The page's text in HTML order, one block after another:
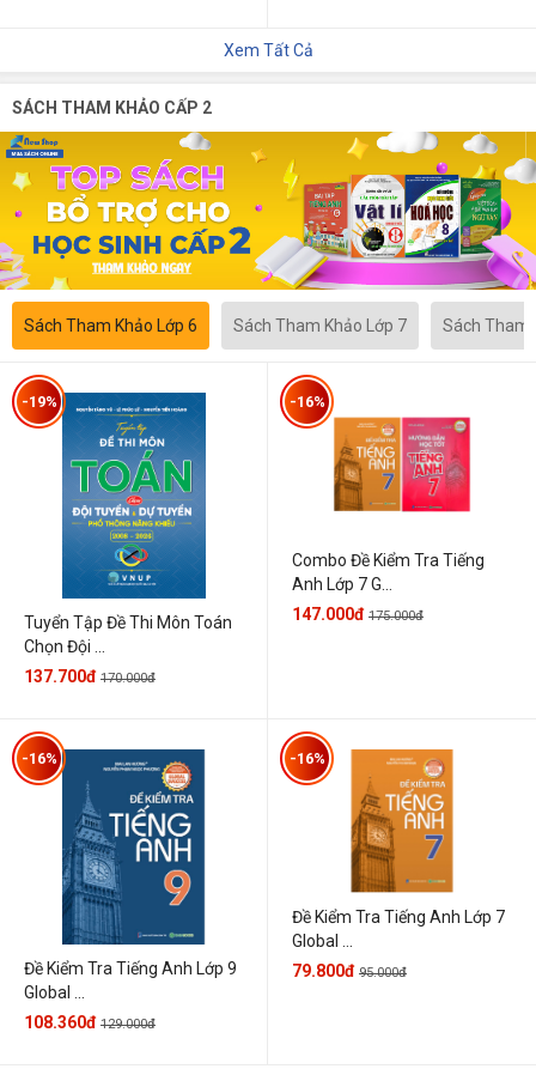
Xem Tất Cả
SÁCH THAM KHẢO CẤP 2
Sách Tham Khảo Lớp 6 Sách Tham Khảo Lớp 7 Sách Tham
Tuyển Tập Đề Thi Môn Toán
Chọn Đội ...
-19%
137.700đ 170.000đ
Combo Đề Kiểm Tra Tiếng
Anh Lớp 7 G...
-16%
147.000đ 175.000đ
Đề Kiểm Tra Tiếng Anh Lớp 9
Global ...
-16%
108.360đ 129.000đ
Đề Kiểm Tra Tiếng Anh Lớp 7
Global ...
-16%
79.800đ 95.000đ